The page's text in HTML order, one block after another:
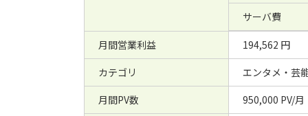
サーバ費
月間営業利益
194,562 円
カテゴリ
エンタメ・芸
月間PV数
950,000 PV/月